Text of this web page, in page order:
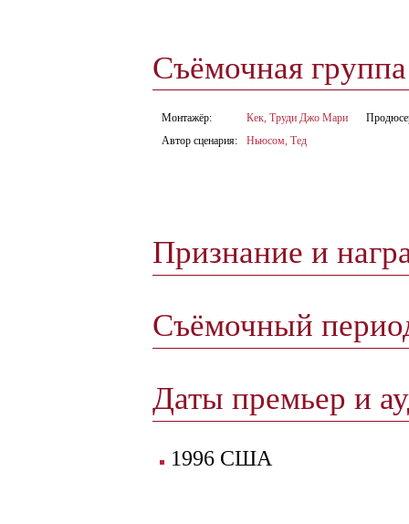
Съёмочная
Монтажёр:
Кек, Труди Джо Мари
Автор сценария:
Ньюсом, Тед
Признание и
Съёмочный
Даты премьер и
1996 США